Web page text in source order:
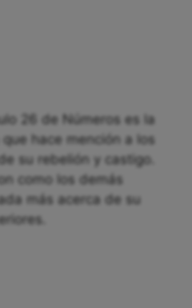
26 de Números es la
hace mención a los
su rebelión y castigo.
como los demás
más acerca de su